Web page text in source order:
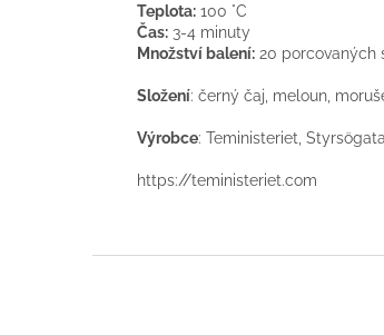
Teplota: 100 °C
Čas: 3-4 minuty
Množství balení: 20 porcovaných
Složení: černý čaj, meloun,
Výrobce: Teministeriet,
https://teministeriet.com